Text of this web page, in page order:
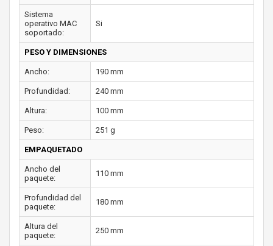
Sistema
operativo MAC
soportado:
Si
PESO Y DIMENSIONES
Ancho: 190 mm
Profundidad: 240 mm
Altura: 100 mm
Peso: 251 g
EMPAQUETADO
Ancho del
paquete:
110 mm
Profundidad del
paquete:
180 mm
Altura del
paquete:
250 mm